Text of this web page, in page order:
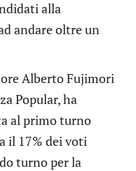
alla
andare oltre un
Alberto Fujimori
Popular, ha
al primo turno
il 17% dei voti
turno per la